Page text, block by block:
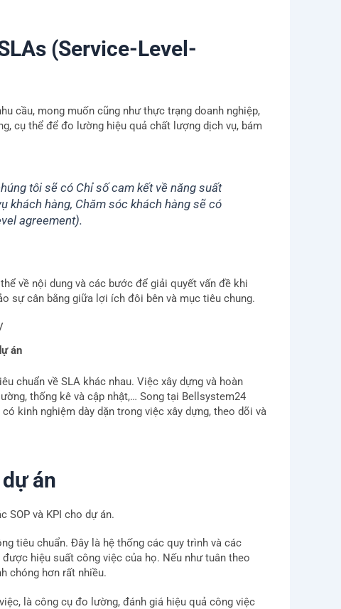
(Service-Level-
cầu, mong muốn cũng như thực trạng doanh nghiệp,
cụ thể để đo lường hiệu quả chất lượng dịch vụ, bám
tôi sẽ có Chỉ số cam kết về năng suất
khách hàng, Chăm sóc khách hàng sẽ có
agreement).
về nội dung và các bước để giải quyết vấn đề khi
sự cân bằng giữa lợi ích đôi bên và mục tiêu chung.
án
chuẩn về SLA khác nhau. Việc xây dựng và hoàn
thống kê và cập nhật,… Song tại Bellsystem24
kinh nghiệm dày dặn trong việc xây dựng, theo dõi và
án
SOP và KPI cho dự án.
tiêu chuẩn. Đây là hệ thống các quy trình và các
hiệu suất công việc của họ. Nếu như tuân theo
chóng hơn rất nhiều.
là công cụ đo lường, đánh giá hiệu quả công việc